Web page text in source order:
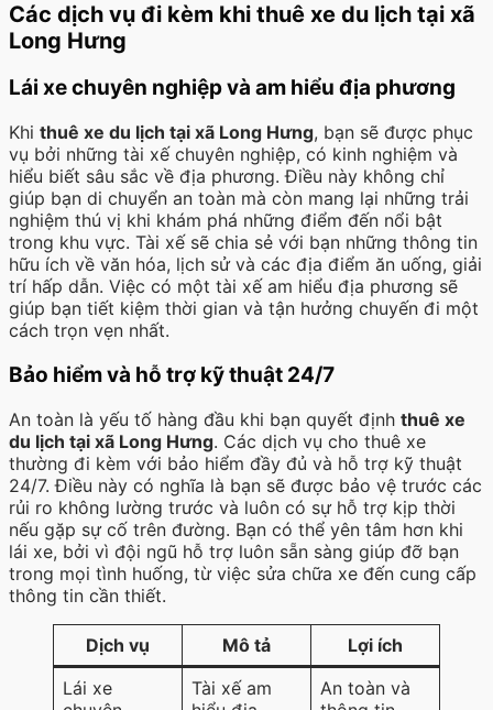
Các dịch vụ đi kèm khi thuê xe du lịch tại xã
Long Hưng
Lái xe chuyên nghiệp và am hiểu địa phương
Khi thuê xe du lịch tại xã Long Hưng, bạn sẽ được phục
vụ bởi những tài xế chuyên nghiệp, có kinh nghiệm và
hiểu biết sâu sắc về địa phương. Điều này không chỉ
giúp bạn di chuyển an toàn mà còn mang lại những trải
nghiệm thú vị khi khám phá những điểm đến nổi bật
trong khu vực. Tài xế sẽ chia sẻ với bạn những thông tin
hữu ích về văn hóa, lịch sử và các địa điểm ăn uống, giải
trí hấp dẫn. Việc có một tài xế am hiểu địa phương sẽ
giúp bạn tiết kiệm thời gian và tận hưởng chuyến đi một
cách trọn vẹn nhất.
Bảo hiểm và hỗ trợ kỹ thuật 24/7
An toàn là yếu tố hàng đầu khi bạn quyết định thuê xe
du lịch tại xã Long Hưng. Các dịch vụ cho thuê xe
thường đi kèm với bảo hiểm đầy đủ và hỗ trợ kỹ thuật
24/7. Điều này có nghĩa là bạn sẽ được bảo vệ trước các
rủi ro không lường trước và luôn có sự hỗ trợ kịp thời
nếu gặp sự cố trên đường. Bạn có thể yên tâm hơn khi
lái xe, bởi vì đội ngũ hỗ trợ luôn sẵn sàng giúp đỡ bạn
trong mọi tình huống, từ việc sửa chữa xe đến cung cấp
thông tin cần thiết.
Dịch vụ Mô tả
Lợi ích
Lái xe
Tài xế am
An toàn và